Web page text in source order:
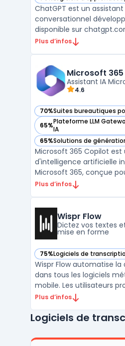
ChatGPT est un assistant
conversationnel
disponible sur
modèles GPT-4o, o3 et
structurées. OpenAI
d'utilisateurs hebdom ...
Plus d’infos
Microsoft
Assistant IA
4.6
70%Suites bureautiques
— voir Microsoft 365
65%Plateforme LLM
IA
— voir Microsoft 365
65%Solutions de
— voir Microsoft 365
Microsoft 365 Copilot est
d'intelligence artificielle
Microsoft 365, conçue
tâches courantes et
utilisateurs à générer des
analyser ...
Plus d’infos
Wispr Flow
Dictez vos textes
mise en forme
75%Logiciels de
— voir Wispr Flow dans
Wispr Flow automatise
dans tous les logiciels
mobile. Les utilisateurs
conversion automatique
la langue et à la tonalité
Plus d’infos
Logiciels de